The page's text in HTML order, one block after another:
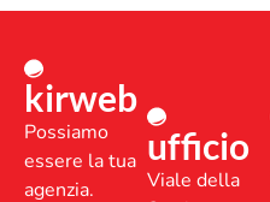
kirweb
Possiamo
essere la tua
agenzia.
ufficio
Viale della